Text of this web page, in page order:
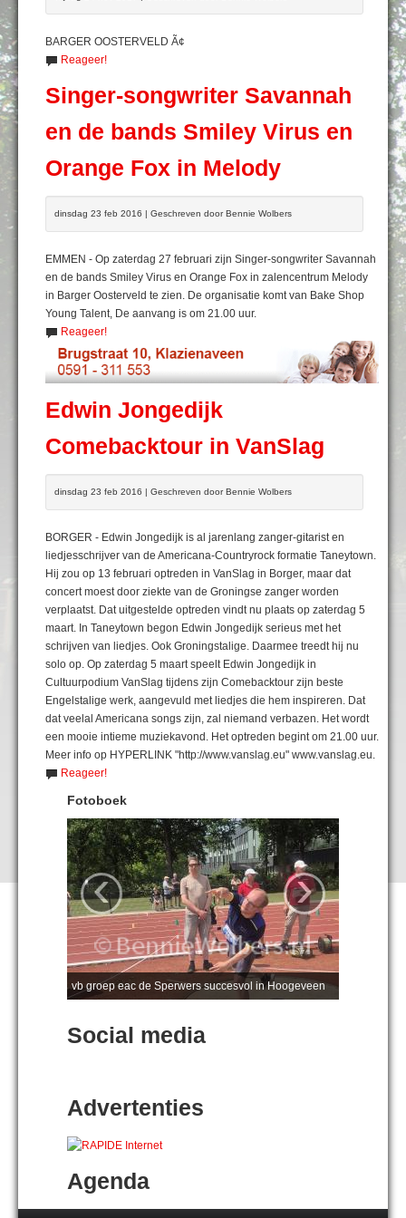
BARGER OOSTERVELD Ã¢
Reageer!
Singer-songwriter Savannah
en de bands Smiley Virus en
Orange Fox in Melody
dinsdag 23 feb 2016 | Geschreven door Bennie Wolbers
EMMEN - Op zaterdag 27 februari zijn Singer-songwriter Savannah
en de bands Smiley Virus en Orange Fox in zalencentrum Melody
in Barger Oosterveld te zien. De organisatie komt van Bake Shop
Young Talent, De aanvang is om 21.00 uur.
Reageer!
Edwin Jongedijk
Comebacktour in VanSlag
dinsdag 23 feb 2016 | Geschreven door Bennie Wolbers
BORGER - Edwin Jongedijk is al jarenlang zanger-gitarist en
liedjesschrijver van de Americana-Countryrock formatie Taneytown.
Hij zou op 13 februari optreden in VanSlag in Borger, maar dat
concert moest door ziekte van de Groningse zanger worden
verplaatst. Dat uitgestelde optreden vindt nu plaats op zaterdag 5
maart. In Taneytown begon Edwin Jongedijk serieus met het
schrijven van liedjes. Ook Groningstalige. Daarmee treedt hij nu
solo op. Op zaterdag 5 maart speelt Edwin Jongedijk in
Cultuurpodium VanSlag tijdens zijn Comebacktour zijn beste
Engelstalige werk, aangevuld met liedjes die hem inspireren. Dat
dat veelal Americana songs zijn, zal niemand verbazen. Het wordt
een mooie intieme muziekavond. Het optreden begint om 21.00 uur.
Meer info op HYPERLINK "http://www.vanslag.eu" www.vanslag.eu.
Reageer!
Fotoboek
vb groep eac de Sperwers succesvol in Hoogeveen
‹ ›
Social media
Advertenties
Agenda